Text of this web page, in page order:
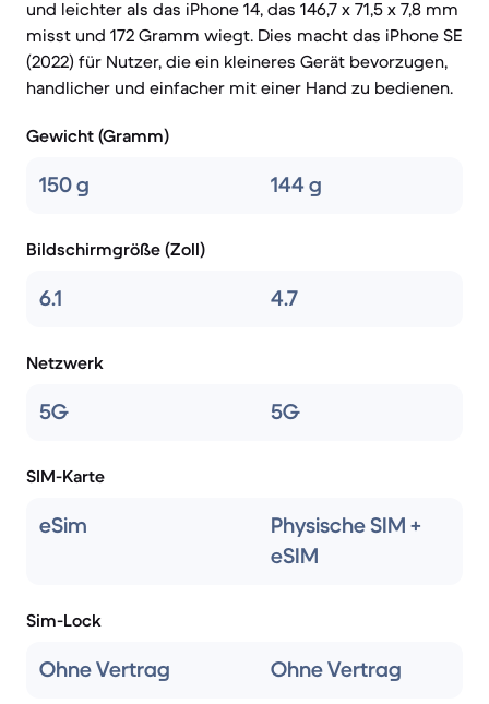
und leichter als das iPhone 14, das 146,7 x 71,5 x 7,8 mm
misst und 172 Gramm wiegt. Dies macht das iPhone SE
(2022) für Nutzer, die ein kleineres Gerät bevorzugen,
handlicher und einfacher mit einer Hand zu bedienen.
Gewicht (Gramm)
150 g 144 g
Bildschirmgröße (Zoll)
6.1 4.7
Netzwerk
5G 5G
SIM-Karte
eSim
Physische SIM +
eSIM
Sim-Lock
Ohne Vertrag Ohne Vertrag